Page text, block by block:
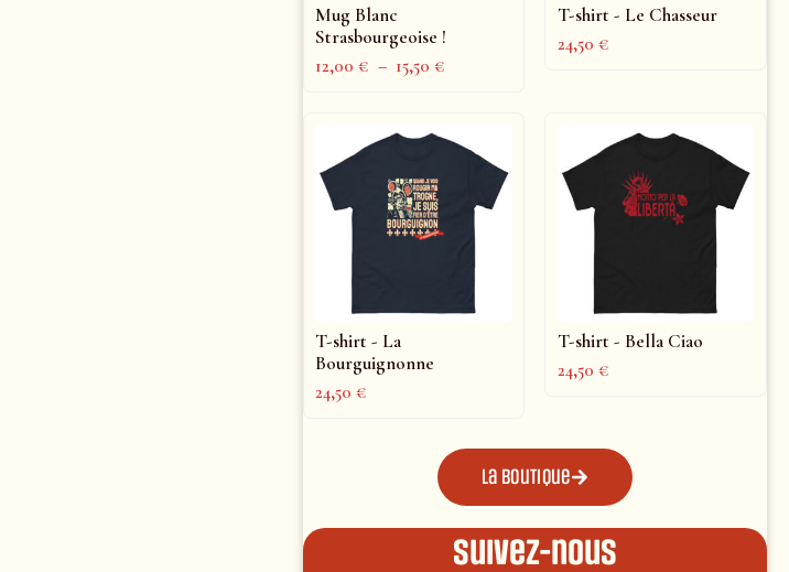
Mug Blanc
Strasbourgeoise !
12,00€ – 15,50€
T-shirt - Le Chasseur
24,50€
T-shirt - La
Bourguignonne
24,50€
T-shirt - Bella Ciao
24,50€
La boutique
Suivez-nous